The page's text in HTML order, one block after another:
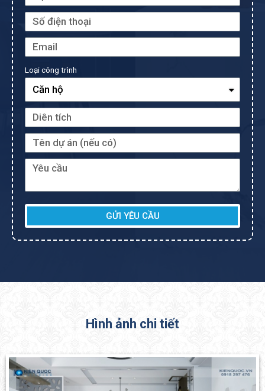
Loại công trình
GỬI YÊU CẦU
Hình ảnh chi tiết